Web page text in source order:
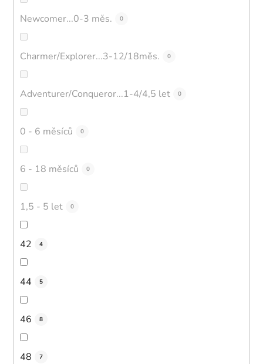
Newcomer...0-3 měs. 0
Charmer/Explorer...3-12/18měs. 0
Adventurer/Conqueror...1-4/4,5 let 0
0 - 6 měsíců 0
6 - 18 měsíců 0
1,5 - 5 let 0
42 4
44 5
46 8
48 7